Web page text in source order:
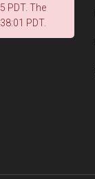
PDT. The
PDT.